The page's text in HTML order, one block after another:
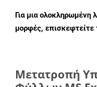
Για μια ολοκληρωμένη
μορφές, επισκεφτείτε
Μετατροπή